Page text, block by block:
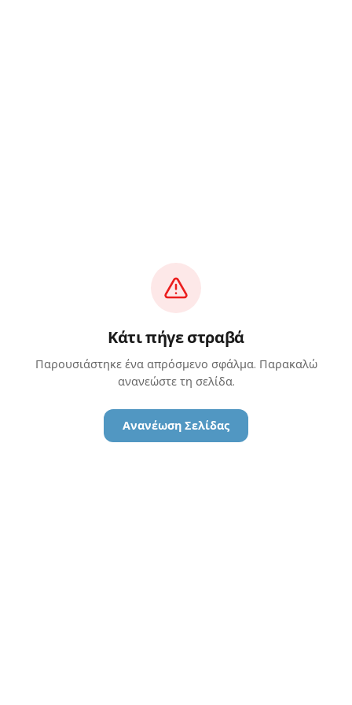
Κάτι πήγε στραβά
Παρουσιάστηκε ένα απρόσμενο σφάλμα. Παρακαλώ
ανανεώστε τη σελίδα.
Ανανέωση Σελίδας